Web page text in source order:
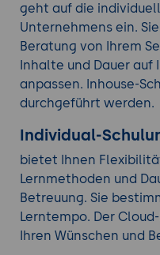
geht auf die
Unternehmens ein.
Beratung von Ihrem
Inhalte und Dauer auf
anpassen. Inhouse-
durchgeführt werden.
Individual-
bietet Ihnen
Lernmethoden und
Betreuung. Sie
Lerntempo. Der
Ihren Wünschen und